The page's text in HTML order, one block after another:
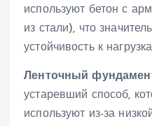
используют бетон с
из стали), что
устойчивость к
Ленточный
устаревший способ,
используют из-за